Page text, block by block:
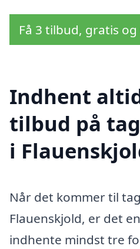
Få 3 tilbud, gratis
Indhent
tilbud på
i
Når det kommer til
Flauenskjold, er det
indhente mindst tre